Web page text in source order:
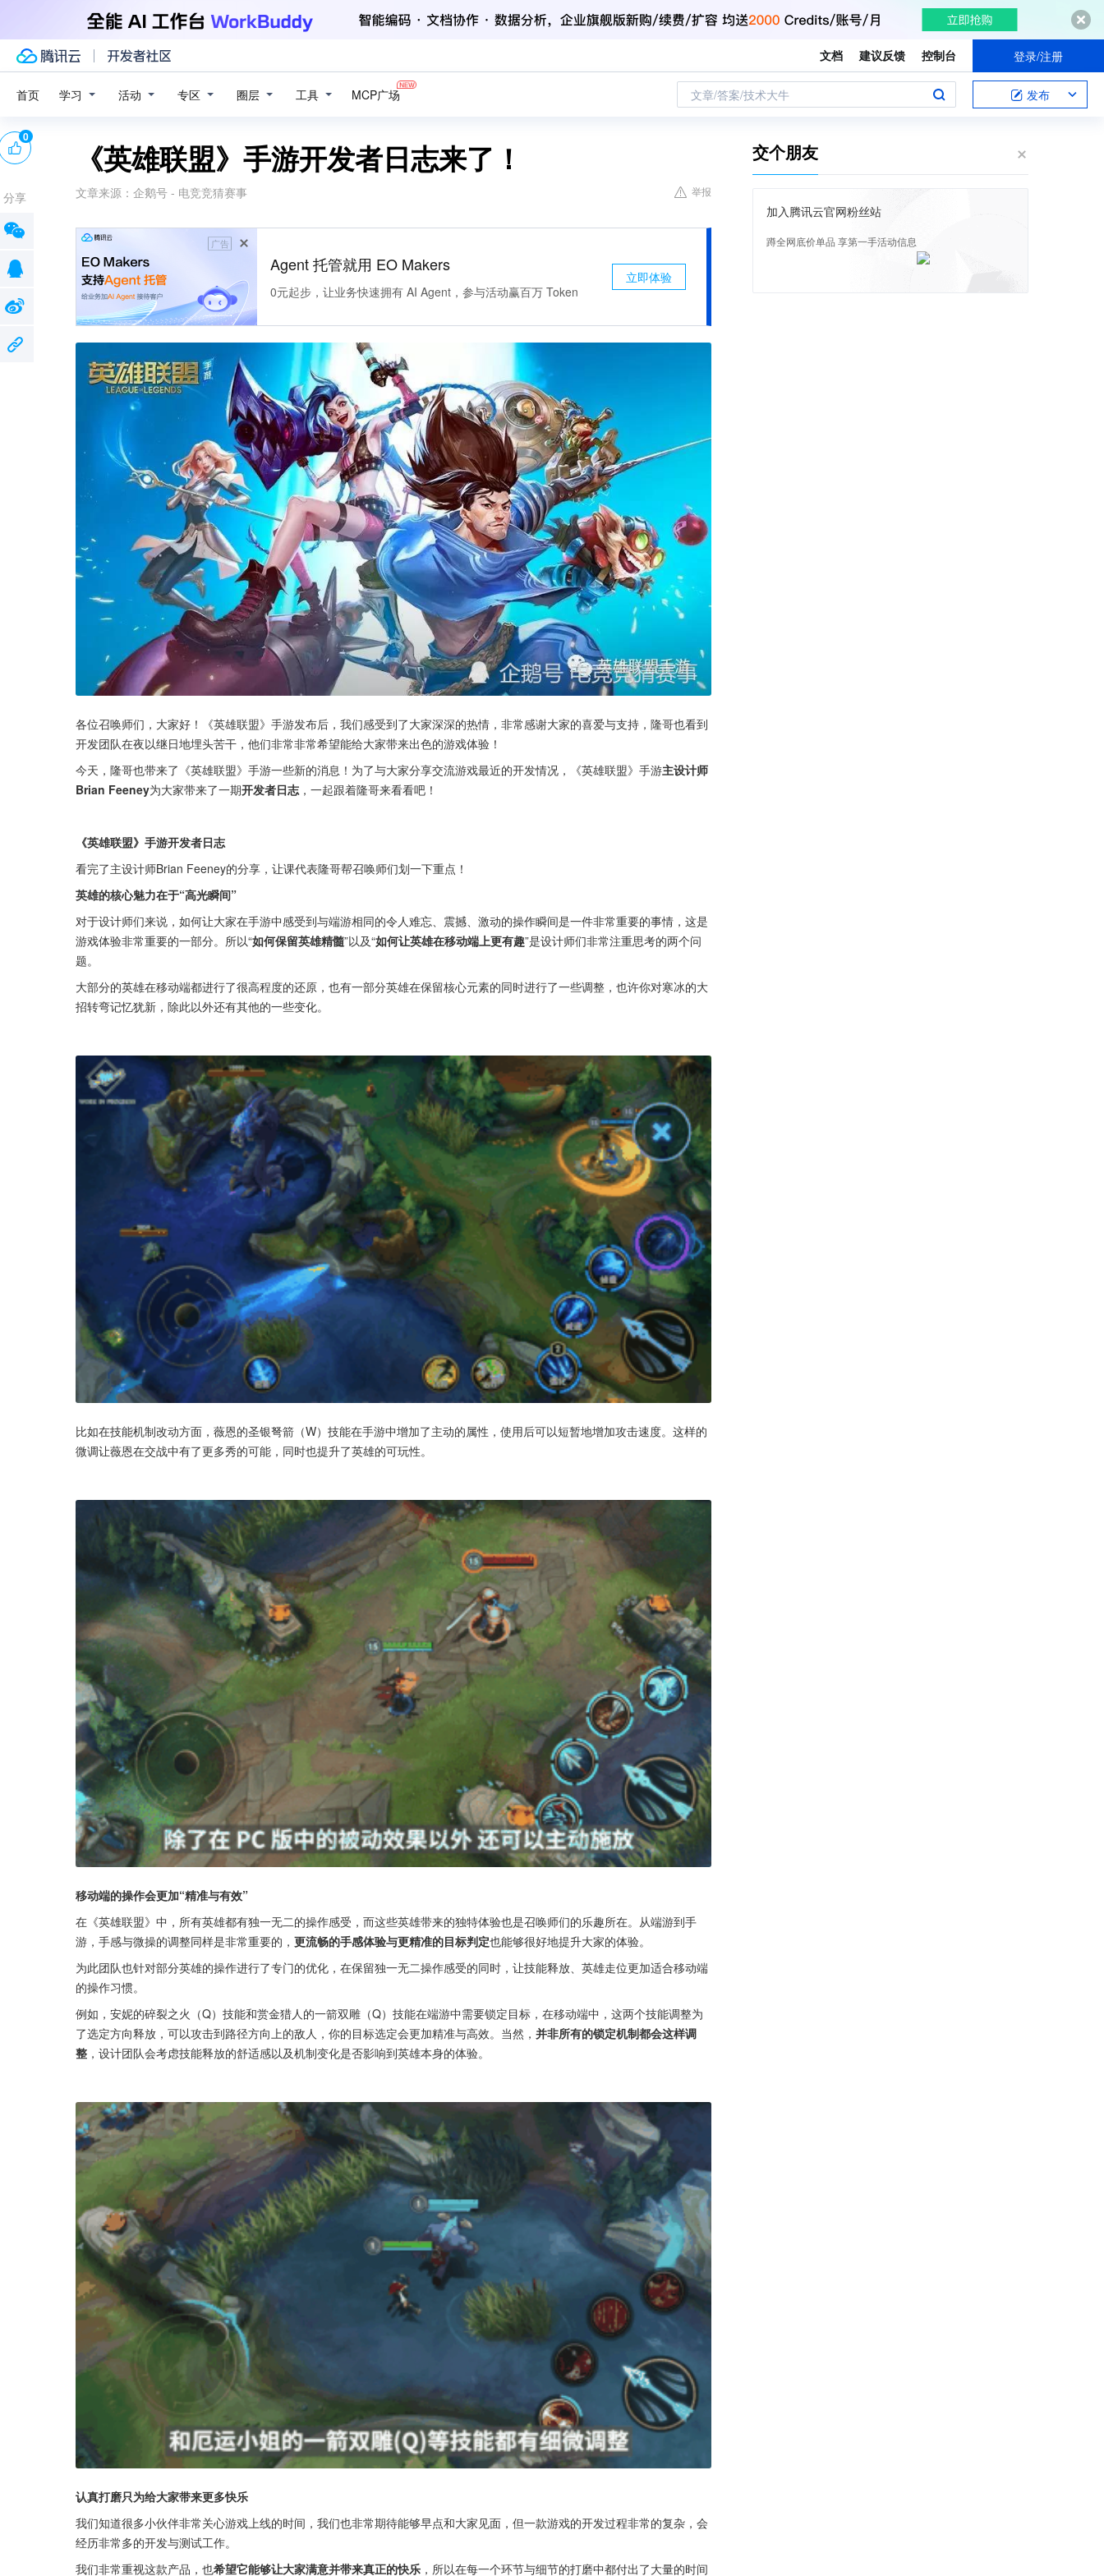
文档 建议反馈 控制台 登录/注册
首页 学习 活动 专区 圈层 工具 MCP广场 文章/答案/技术大牛 发布
《英雄联盟》手游开发者日志来了！
文章来源： 企鹅号 - 电竞竞猜赛事 举报
广告
Agent 托管就用 EO Makers
0元起步，让业务快速拥有 AI Agent，参与活动赢百万 Token
立即体验
各位召唤师们，大家好！《英雄联盟》手游发布后，我们感受到了大家深深的热情，非常感谢大家的喜爱与支持，隆哥也看到
开发团队在夜以继日地埋头苦干，他们非常非常希望能给大家带来出色的游戏体验！
今天，隆哥也带来了《英雄联盟》手游一些新的消息！为了与大家分享交流游戏最近的开发情况，《英雄联盟》手游主设计师
Brian Feeney为大家带来了一期开发者日志，一起跟着隆哥来看看吧！
《英雄联盟》手游开发者日志
看完了主设计师Brian Feeney的分享，让课代表隆哥帮召唤师们划一下重点！
英雄的核心魅力在于“高光瞬间”
对于设计师们来说，如何让大家在手游中感受到与端游相同的令人难忘、震撼、激动的操作瞬间是一件非常重要的事情，这是
游戏体验非常重要的一部分。所以“如何保留英雄精髓”以及“如何让英雄在移动端上更有趣”是设计师们非常注重思考的两个问
题。
大部分的英雄在移动端都进行了很高程度的还原，也有一部分英雄在保留核心元素的同时进行了一些调整，也许你对寒冰的大
招转弯记忆犹新，除此以外还有其他的一些变化。
比如在技能机制改动方面，薇恩的圣银弩箭（W）技能在手游中增加了主动的属性，使用后可以短暂地增加攻击速度。这样的
微调让薇恩在交战中有了更多秀的可能，同时也提升了英雄的可玩性。
移动端的操作会更加“精准与有效”
在《英雄联盟》中，所有英雄都有独一无二的操作感受，而这些英雄带来的独特体验也是召唤师们的乐趣所在。从端游到手
游，手感与微操的调整同样是非常重要的， 更流畅的手感体验与更精准的目标判定也能够很好地提升大家的体验。
为此团队也针对部分英雄的操作进行了专门的优化，在保留独一无二操作感受的同时，让技能释放、英雄走位更加适合移动端
的操作习惯。
例如，安妮的碎裂之火（Q）技能和赏金猎人的一箭双雕（Q）技能在端游中需要锁定目标，在移动端中，这两个技能调整为
了选定方向释放，可以攻击到路径方向上的敌人，你的目标选定会更加精准与高效。当然， 并非所有的锁定机制都会这样调
整 ，设计团队会考虑技能释放的舒适感以及机制变化是否影响到英雄本身的体验。
认真打磨只为给大家带来更多快乐
我们知道很多小伙伴非常关心游戏上线的时间，我们也非常期待能够早点和大家见面，但一款游戏的开发过程非常的复杂，会
经历非常多的开发与测试工作。
我们非常重视这款产品，也希望它能够让大家满意并带来真正的快乐 ，所以在每一个环节与细节的打磨中都付出了大量的时间
0
分享
交个朋友
加入腾讯云官网粉丝站
蹲全网底价单品 享第一手活动信息